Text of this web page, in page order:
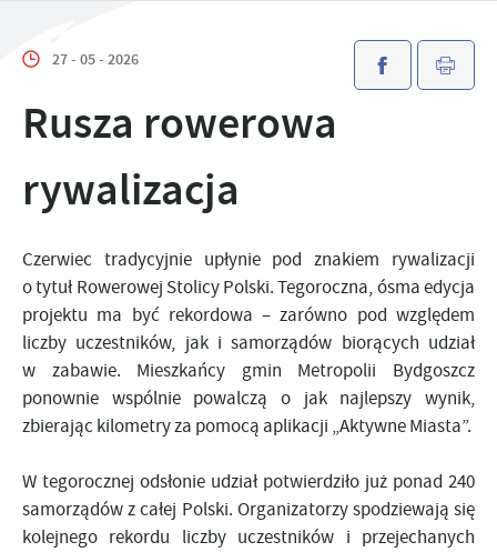
27 - 05 - 2026
Rusza rowerowa
rywalizacja
Czerwiec tradycyjnie upłynie pod znakiem rywalizacji
o tytuł Rowerowej Stolicy Polski. Tegoroczna, ósma edycja
projektu ma być rekordowa – zarówno pod względem
liczby uczestników, jak i samorządów biorących udział
w zabawie. Mieszkańcy gmin Metropolii Bydgoszcz
ponownie wspólnie powalczą o jak najlepszy wynik,
zbierając kilometry za pomocą aplikacji „Aktywne Miasta”.
W tegorocznej odsłonie udział potwierdziło już ponad 240
samorządów z całej Polski. Organizatorzy spodziewają się
kolejnego rekordu liczby uczestników i przejechanych